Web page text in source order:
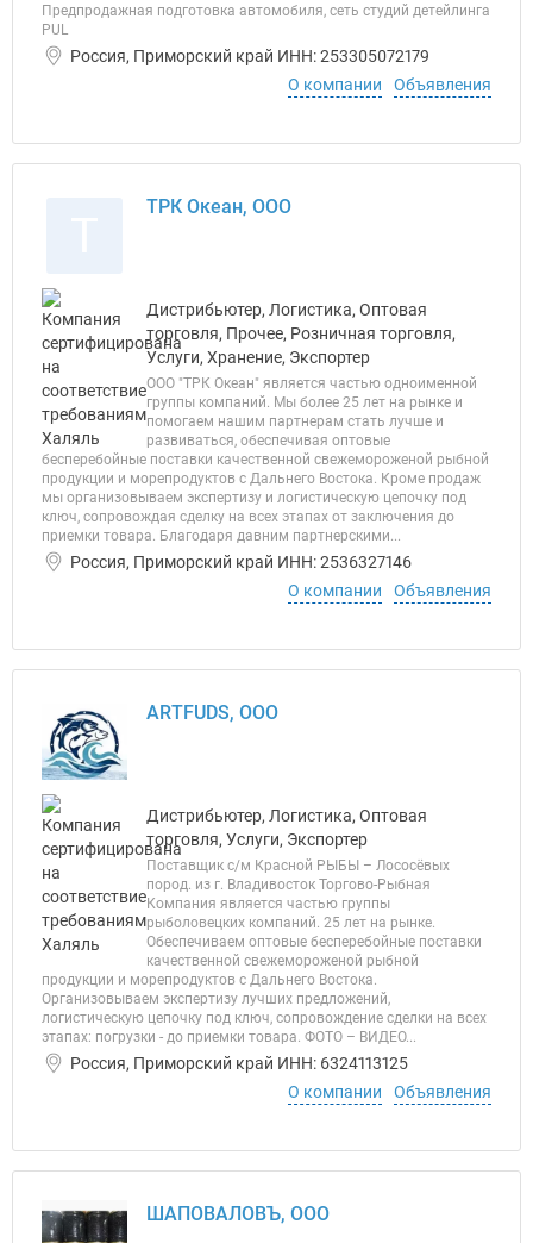
Предпродажная подготовка автомобиля, сеть студий детейлинга
PUL
Россия, Приморский край ИНН: 253305072179
О компании
Объявления
ТРК Океан, ООО
Дистрибьютер, Логистика, Оптовая
торговля, Прочее, Розничная торговля,
Услуги, Хранение, Экспортер
ООО "ТРК Океан" является частью одноименной
группы компаний. Мы более 25 лет на рынке и
помогаем нашим партнерам стать лучше и
развиваться, обеспечивая оптовые
бесперебойные поставки качественной свежемороженой рыбной
продукции и морепродуктов с Дальнего Востока. Кроме продаж
мы организовываем экспертизу и логистическую цепочку под
ключ, сопровождая сделку на всех этапах от заключения до
приемки товара. Благодаря давним партнерскими...
Россия, Приморский край ИНН: 2536327146
О компании
Объявления
ARTFUDS, ООО
Дистрибьютер, Логистика, Оптовая
торговля, Услуги, Экспортер
Поставщик с/м Красной РЫБЫ – Лососёвых
пород. из г. Владивосток Торгово-Рыбная
Компания является частью группы
рыболовецких компаний. 25 лет на рынке.
Обеспечиваем оптовые бесперебойные поставки
качественной свежемороженой рыбной
продукции и морепродуктов с Дальнего Востока.
Организовываем экспертизу лучших предложений,
логистическую цепочку под ключ, сопровождение сделки на всех
этапах: погрузки - до приемки товара. ФОТО – ВИДЕО...
Россия, Приморский край ИНН: 6324113125
О компании
Объявления
ШАПОВАЛОВЪ, ООО